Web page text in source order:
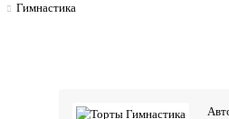
Гимнастика